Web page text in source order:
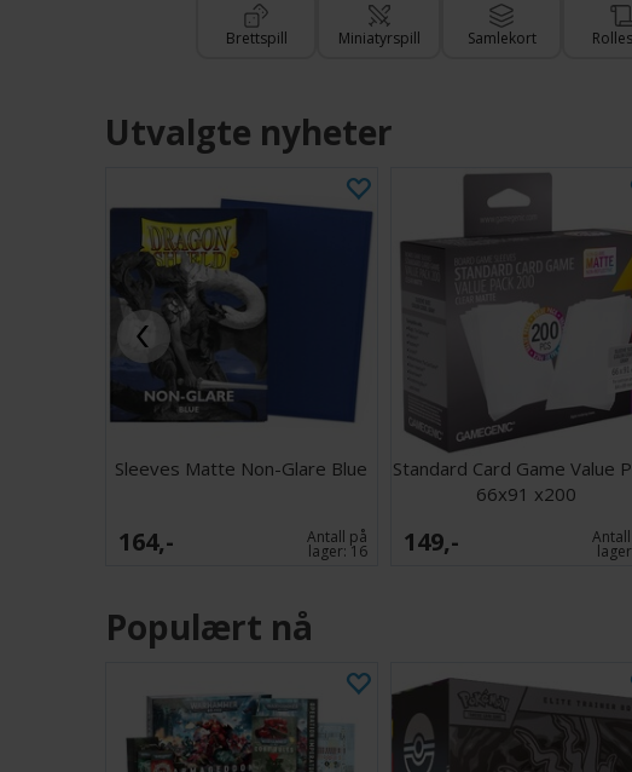
Brettspill Miniatyrspill Samlekort
Utvalgte nyheter
Sleeves Matte Non-Glare Blue
164,- Antall på
lager: 16
Standard Card Game Value
66x91 x200
149,-
Populært nå